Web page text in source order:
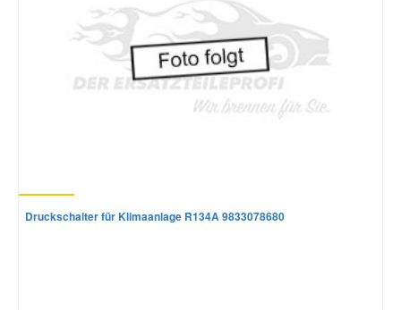
Druckschalter für Klimaanlage R134A 9833078680